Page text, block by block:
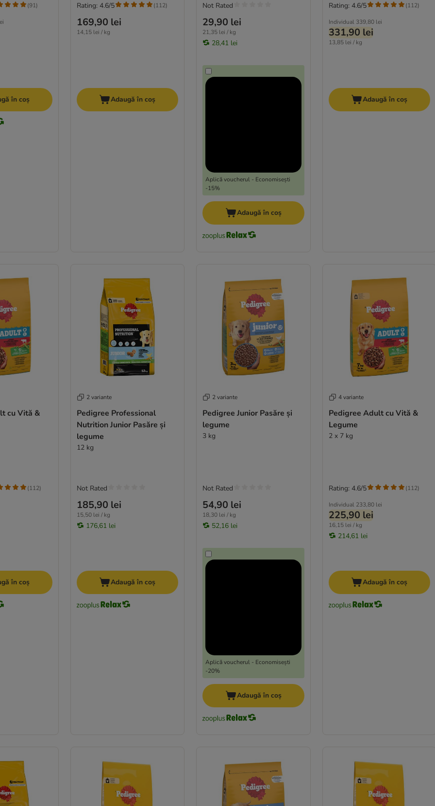
(91)
în coș
169,90 lei
14,15 lei / kg
Rating: 4.6/5 (112)
Adaugă în coș
29,90 lei
21,35 lei / kg
28,41 lei
Aplică voucherul - Economisești
-15%
Not Rated
Adaugă în coș
Individual 339,80 lei
331,90 lei
13,85 lei / kg
Rating: 4.6/5 (112)
Adaugă în coș
cu Vită &
(112)
în coș
2 variante
Pedigree Professional
Nutrition Junior Pasăre și
legume
12 kg
185,90 lei
15,50 lei / kg
176,61 lei
Not Rated
Adaugă în coș
2 variante
Pedigree Junior Pasăre și
legume
3 kg
54,90 lei
18,30 lei / kg
52,16 lei
Aplică voucherul - Economisești
-20%
Not Rated
Adaugă în coș
4 variante
Pedigree Adult cu Vită &
Legume
2 x 7 kg
Individual 233,80 lei
225,90 lei
16,15 lei / kg
214,61 lei
Rating: 4.6/5 (112)
Adaugă în coș